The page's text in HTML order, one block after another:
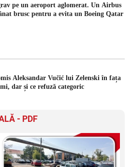
pe un aeroport aglomerat. Un Airbus
brusc pentru a evita un Boeing Qatar
Aleksandar Vučić lui Zelenski în fața
dar și ce refuză categoric
- PDF